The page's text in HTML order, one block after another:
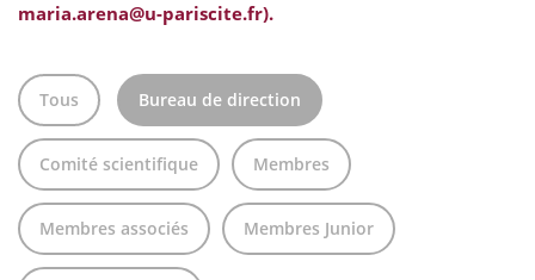
maria.arena@u-pariscite.fr).
Tous Bureau de direction
Comité scientifique Membres
Membres associés Membres Junior